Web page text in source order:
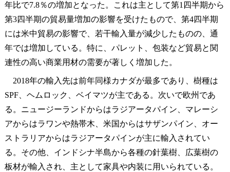
年比で7.8％の増加となった。これは主として第1四半期から
第3四半期の貿易量増加の影響を受けたもので、第4四半期
には米中貿易の影響で、若干輸入量が減少したものの、通
年では増加している。特に、パレット、包装など貿易と関
連性の高い商業用材の需要が著しく増加した。
2018年の輸入先は前年同様カナダが最多であり、樹種は
SPF、ヘムロック、ベイマツが主である。次いで欧州であ
る。ニュージーランドからはラジアータパイン、マレーシ
アからはラワンや熱帯木、米国からはサザンパイン、オー
ストラリアからはラジアータパインが主に輸入されてい
る。その他、インドシナ半島から各種の針葉樹、広葉樹の
板材が輸入され、主として家具や内装に用いられている。